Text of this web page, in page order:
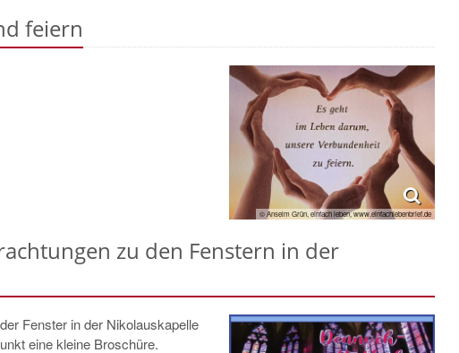
feiern
© Anselm Grün, einfach leben, www.einfachlebenbrief.de
zu den Fenstern in der
Fenster in der Nikolauskapelle
eine kleine Broschüre.